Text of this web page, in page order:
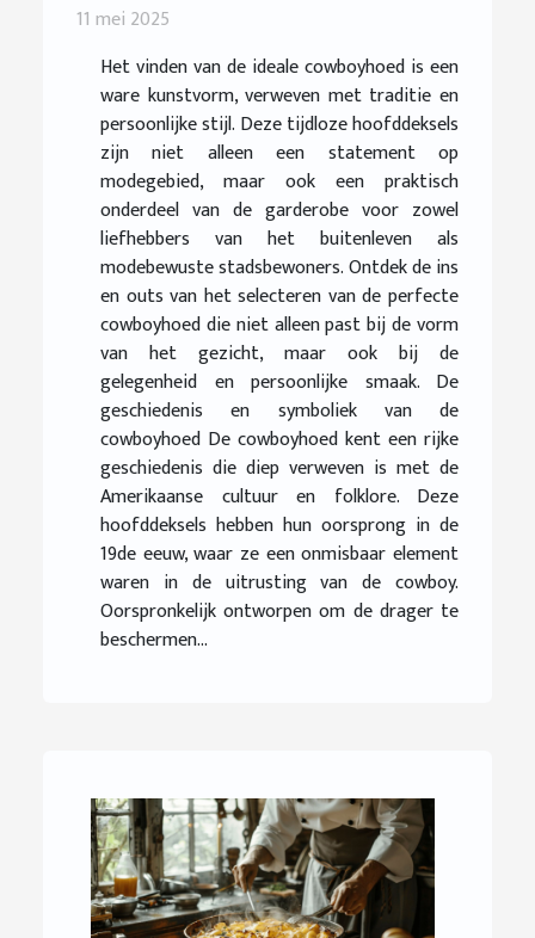
11 mei 2025
Het vinden van de ideale cowboyhoed is een
ware kunstvorm, verweven met traditie en
persoonlijke stijl. Deze tijdloze hoofddeksels
zijn niet alleen een statement op
modegebied, maar ook een praktisch
onderdeel van de garderobe voor zowel
liefhebbers van het buitenleven als
modebewuste stadsbewoners. Ontdek de ins
en outs van het selecteren van de perfecte
cowboyhoed die niet alleen past bij de vorm
van het gezicht, maar ook bij de
gelegenheid en persoonlijke smaak. De
geschiedenis en symboliek van de
cowboyhoed De cowboyhoed kent een rijke
geschiedenis die diep verweven is met de
Amerikaanse cultuur en folklore. Deze
hoofddeksels hebben hun oorsprong in de
19de eeuw, waar ze een onmisbaar element
waren in de uitrusting van de cowboy.
Oorspronkelijk ontworpen om de drager te
beschermen...